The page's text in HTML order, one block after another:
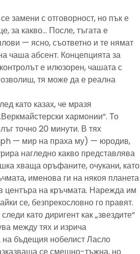
замени с отговорност, но пък е
за какво… После, тъгата е
— ясно, съответно и те нямат
чаша абсент. Концепцията за
е илюзорен, чашата с
тя може да е реална
като казах, че мразя
хармонии“. То
точно 20 минути. В тях
— мир на праха му) — юродив,
нагледно какво представлява
хваща оръфаните, очукани, като
именова ги на някоя планета
центъра на кръчмата. Нарежда им
се, безпрекословно го правят.
като диригент как „звездите“
между тях и изрича
на бъдещия нобелист Ласло